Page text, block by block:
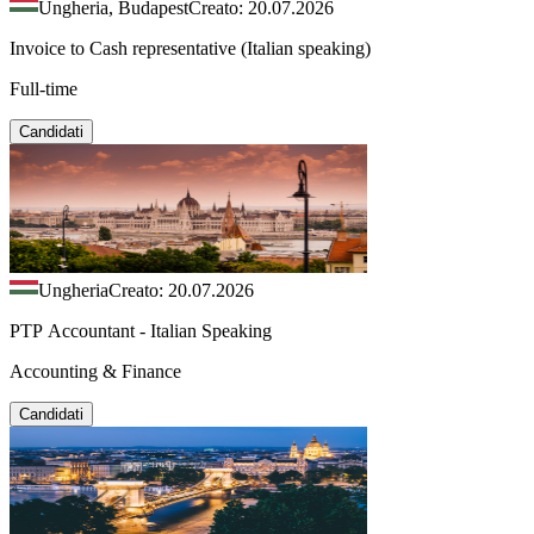
Ungheria, BudapestCreato: 20.07.2026
Invoice to Cash representative (Italian speaking)
Full-time
Candidati
UngheriaCreato: 20.07.2026
PTP Accountant - Italian Speaking
Accounting & Finance
Candidati